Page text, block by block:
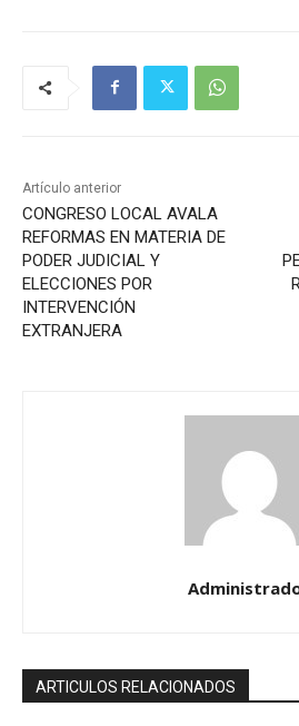
Artículo anterior
CONGRESO LOCAL AVALA
REFORMAS EN MATERIA DE
PODER JUDICIAL Y
ELECCIONES POR
INTERVENCIÓN
EXTRANJERA
ARTICULOS RELACIONADOS